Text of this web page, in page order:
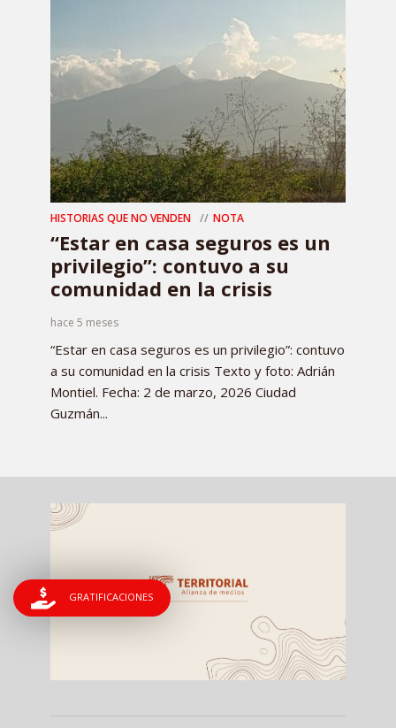
HISTORIAS QUE NO VENDEN NOTA
“Estar en casa seguros es un
privilegio”: contuvo a su
comunidad en la crisis
hace 5 meses
“Estar en casa seguros es un privilegio”: contuvo
a su comunidad en la crisis Texto y foto: Adrián
Montiel. Fecha: 2 de marzo, 2026 Ciudad
Guzmán...
GRATIFICACIONES